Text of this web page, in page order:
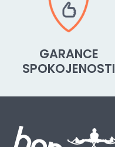
GARANCE
SPOKOJENOSTI